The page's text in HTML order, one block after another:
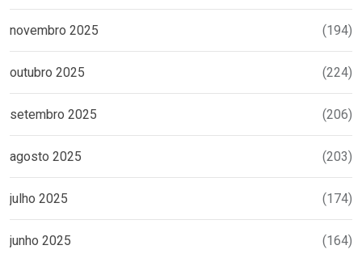
novembro 2025 (194)
outubro 2025 (224)
setembro 2025 (206)
agosto 2025 (203)
julho 2025 (174)
junho 2025 (164)